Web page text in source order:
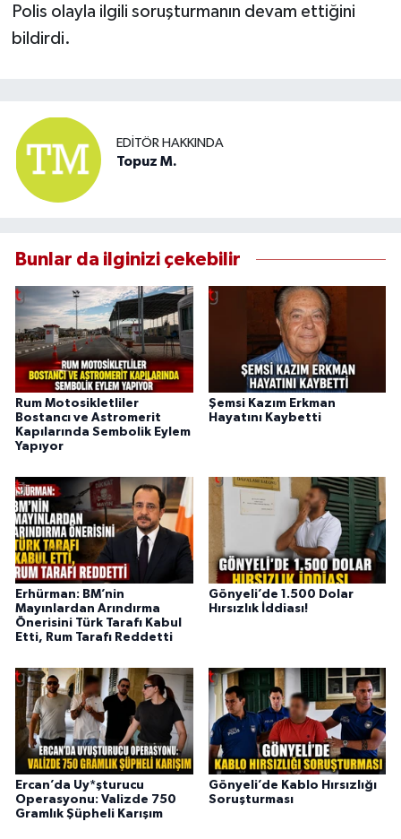
Polis olayla ilgili soruşturmanın devam ettiğini
bildirdi.
EDITÖR HAKKINDA
Topuz M.
Bunlar da ilginizi çekebilir
Rum Motosikletliler
Bostancı ve Astromerit
Kapılarında Sembolik Eylem
Yapıyor
Şemsi Kazım Erkman
Hayatını Kaybetti
Erhürman: BM’nin
Mayınlardan Arındırma
Önerisini Türk Tarafı Kabul
Etti, Rum Tarafı Reddetti
Gönyeli’de 1.500 Dolar
Hırsızlık İddiası!
Ercan’da Uy*şturucu
Operasyonu: Valizde 750
Gramlık Şüpheli Karışım
Gönyeli’de Kablo Hırsızlığı
Soruşturması